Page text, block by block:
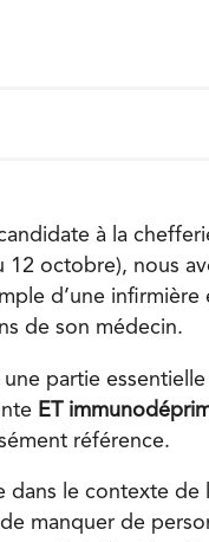
à la
12 octobre), nous
d’une
de son médecin.
partie
ET
référence.
dans le contexte de
manquer de